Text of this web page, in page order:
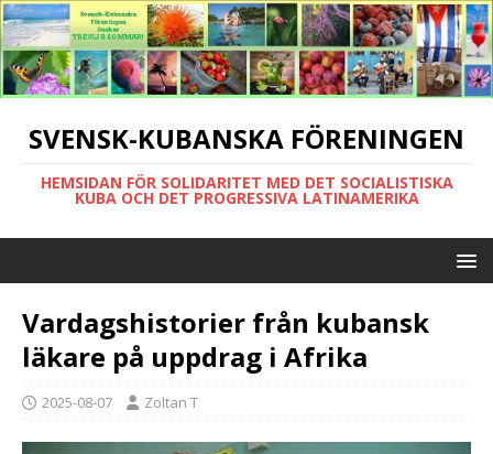
SVENSK-KUBANSKA FÖRENINGEN
HEMSIDAN FÖR SOLIDARITET MED DET SOCIALISTISKA
KUBA OCH DET PROGRESSIVA LATINAMERIKA
Vardagshistorier från kubansk
läkare på uppdrag i Afrika
2025-08-07 Zoltan T